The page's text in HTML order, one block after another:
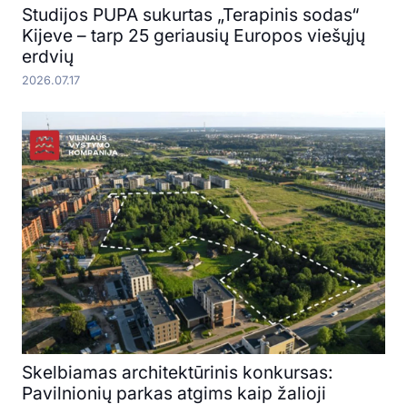
Studijos PUPA sukurtas „Terapinis sodas“
Kijeve – tarp 25 geriausių Europos viešųjų
erdvių
2026.07.17
Skelbiamas architektūrinis konkursas:
Pavilnionių parkas atgims kaip žalioji